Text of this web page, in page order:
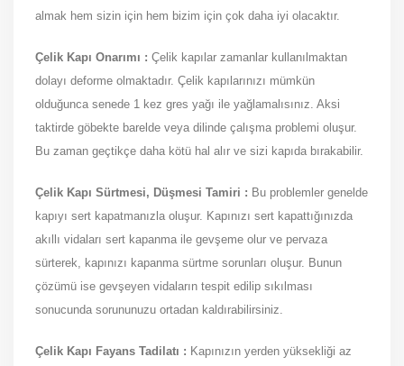
almak hem sizin için hem bizim için çok daha iyi olacaktır.
Çelik Kapı Onarımı : Çelik kapılar zamanlar kullanılmaktan
dolayı deforme olmaktadır. Çelik kapılarınızı mümkün
olduğunca senede 1 kez gres yağı ile yağlamalısınız. Aksi
taktirde göbekte barelde veya dilinde çalışma problemi oluşur.
Bu zaman geçtikçe daha kötü hal alır ve sizi kapıda bırakabilir.
Çelik Kapı Sürtmesi, Düşmesi Tamiri : Bu problemler genelde
kapıyı sert kapatmanızla oluşur. Kapınızı sert kapattığınızda
akıllı vidaları sert kapanma ile gevşeme olur ve pervaza
sürterek, kapınızı kapanma sürtme sorunları oluşur. Bunun
çözümü ise gevşeyen vidaların tespit edilip sıkılması
sonucunda sorununuzu ortadan kaldırabilirsiniz.
Çelik Kapı Fayans Tadilatı : Kapınızın yerden yüksekliği az